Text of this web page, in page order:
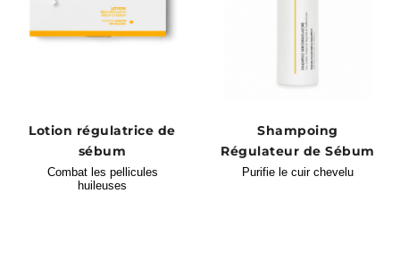
Lotion régulatrice de
sébum
Combat les pellicules
huileuses
Shampoing
Régulateur de Sébum
Purifie le cuir chevelu